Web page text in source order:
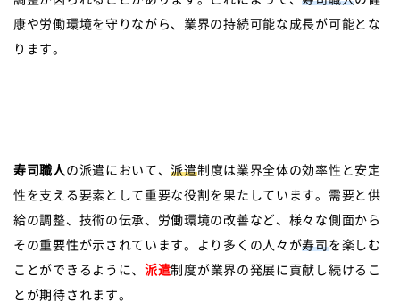
康や労働環境を守りながら、業界の持続可能な成長が可能とな
ります。
寿司職人 の派遣において、派遣制度は業界全体の効率性と安定
性を支える要素として重要な役割を果たしています。需要と供
給の調整、技術の伝承、労働環境の改善など、様々な側面から
その重要性が示されています。より多くの人々が寿司を楽しむ
ことができるように、 派遣制度が業界の発展に貢献し続けるこ
とが期待されます。